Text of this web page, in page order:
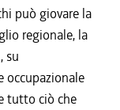
può giovare la
regionale, la
su
occupazionale
tutto ciò che